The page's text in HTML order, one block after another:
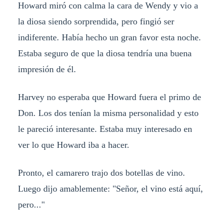
Howard miró con calma la cara de Wendy y vio a
la diosa siendo sorprendida, pero fingió ser
indiferente. Había hecho un gran favor esta noche.
Estaba seguro de que la diosa tendría una buena
impresión de él.
Harvey no esperaba que Howard fuera el primo de
Don. Los dos tenían la misma personalidad y esto
le pareció interesante. Estaba muy interesado en
ver lo que Howard iba a hacer.
Pronto, el camarero trajo dos botellas de vino.
Luego dijo amablemente: "Señor, el vino está aquí,
pero..."